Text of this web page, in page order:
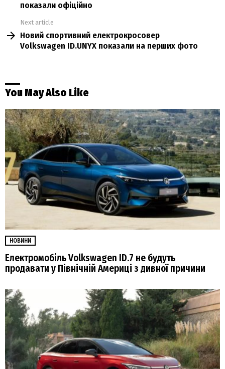
показали офіційно
Next article
Новий спортивний електрокросовер
Volkswagen ID.UNYX показали на перших фото
You May Also Like
НОВИНИ
Електромобіль Volkswagen ID.7 не будуть
продавати у Північній Америці з дивної причини